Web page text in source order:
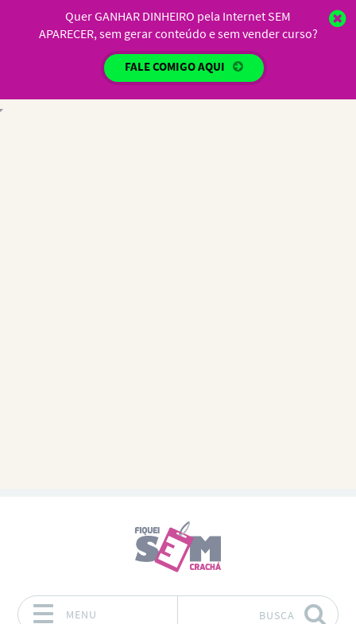
Quer GANHAR DINHEIRO pela Internet SEM
APARECER, sem gerar conteúdo e sem vender curso?
FALE COMIGO AQUI
MENU BUSCA